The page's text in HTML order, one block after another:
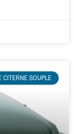
CITERNE SOUPLE